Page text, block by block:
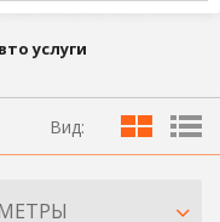
услуги
Вид: